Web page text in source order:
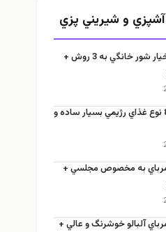
و شيريني پزي
طرز تهيه خیار شور خانگي به 3 روش +
طرز تهيه 8 نوع غذاي رژيمي بسيار ساده و
به مخصوص مجلسي +
آلبالو خوشرنگ و عالي +